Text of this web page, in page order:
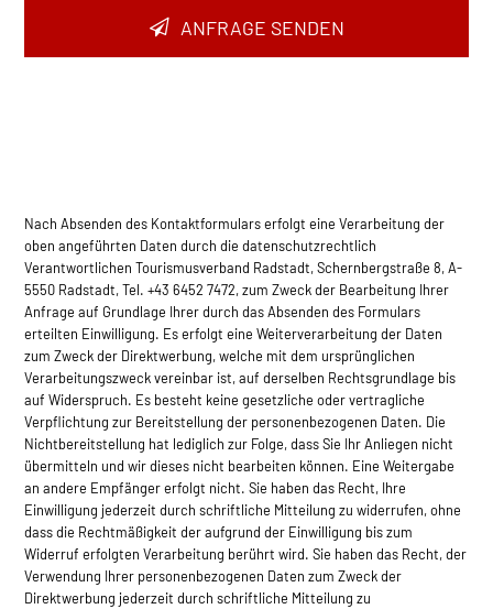
ANFRAGE SENDEN
Nach Absenden des Kontaktformulars erfolgt eine Verarbeitung der
oben angeführten Daten durch die datenschutzrechtlich
Verantwortlichen Tourismusverband Radstadt, Schernbergstraße 8, A-
5550 Radstadt, Tel. +43 6452 7472, zum Zweck der Bearbeitung Ihrer
Anfrage auf Grundlage Ihrer durch das Absenden des Formulars
erteilten Einwilligung. Es erfolgt eine Weiterverarbeitung der Daten
zum Zweck der Direktwerbung, welche mit dem ursprünglichen
Verarbeitungszweck vereinbar ist, auf derselben Rec­htsgrundlage bis
auf Widerspruch. Es besteht keine gesetzliche oder vertragliche
Verpflichtung zur Bereitstellung der personenbezogenen Daten. Die
Nichtbereitstellung hat lediglich zur Folge, dass Sie Ihr Anliegen nicht
übermitteln und wir dieses nicht bearbeiten können. Eine Weitergabe
an andere Empfänger erfolgt nicht. Sie haben das Recht, Ihre
Einwilligung jederzeit durch schriftliche Mitteilung zu widerrufen, ohne
dass die Rechtmäßigkeit der aufgrund der Einwilligung bis zum
Widerruf erfolgten Verarbeitung berührt wird. Sie haben das Recht, der
Verwendung Ihrer personenbezogenen Daten zum Zweck der
Direktwerbung jederzeit durch schriftliche Mitteilung zu